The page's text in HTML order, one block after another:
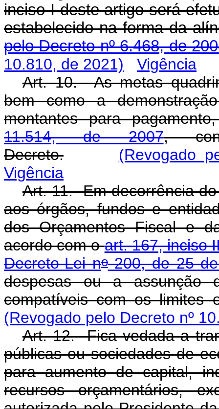
inciso I deste artigo será
estabelecido na forma da
pelo Decreto nº 6.468, de
10.810, de 2021)
Vigência
Art. 10. As metas
bem como a
montantes para
11.514, de 2007,
Decreto.
(Revogado
Vigência
Art. 11. Em decorrência
aos órgãos, fundos e
dos Orçamentos Fiscal e
acordo com oart. 167, inciso
Decreto-Lei no200, de 25
despesas ou a assunção
compatíveis com os limites
(Revogado pelo Decreto nº
Art. 12. Fica vedada a
públicas ou sociedades de
para aumento de capital,
recursos orçamentários,